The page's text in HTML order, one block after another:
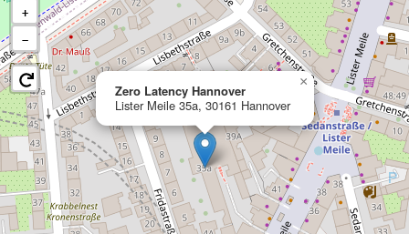
Zero Latency Hannover
Lister Meile 35a, 30161 Hannover
×
+
−